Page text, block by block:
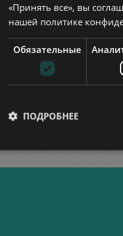
(€1.750)
Ref:
«Принять все», вы
нашей политике
Обязательные
ПОДРОБНЕЕ